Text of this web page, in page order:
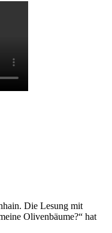
Die Lesung mit
Olivenbäume?“ hat